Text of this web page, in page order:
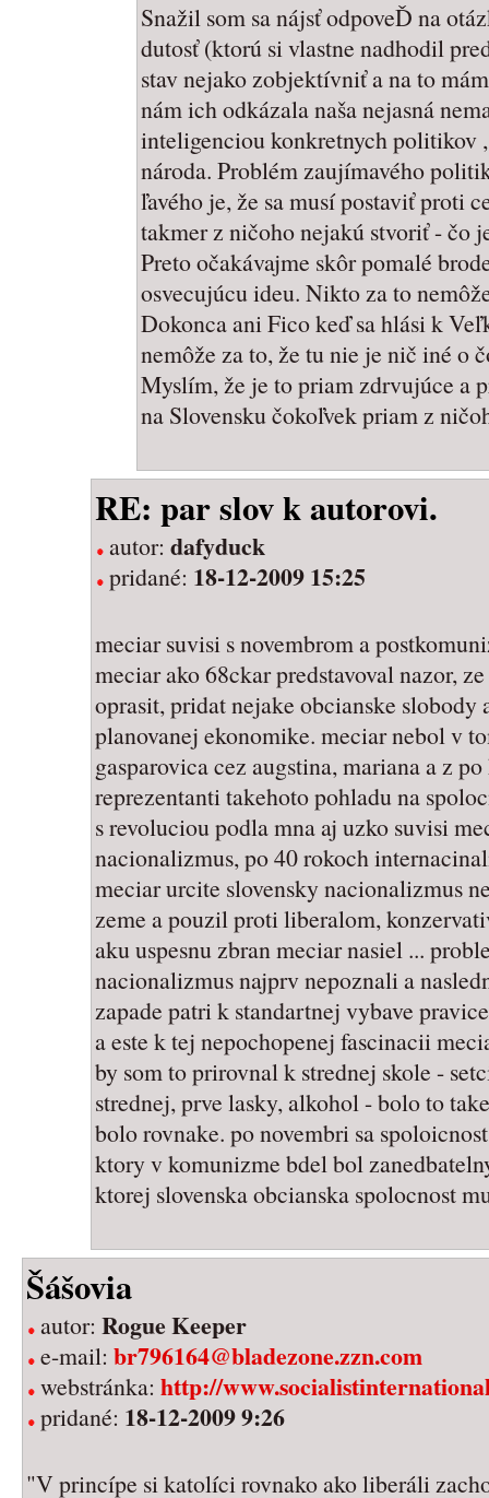
Snažil som sa nájsť odpoveĎ na
dutosť (ktorú si vlastne nadhodil
stav nejako zobjektívniť a na to
nám ich odkázala naša nejasná
inteligenciou konkretnych politikov
národa. Problém zaujímavého
ľavého je, že sa musí postaviť proti
takmer z ničoho nejakú stvoriť - čo
Preto očakávajme skôr pomalé
osvecujúcu ideu. Nikto za to
Dokonca ani Fico keď sa hlási k
nemôže za to, že tu nie je nič iné o
Myslím, že je to priam zdrvujúce a
na Slovensku čokoľvek priam z
RE: par slov k autorovi.
autor: dafyduck
pridané: 18-12-2009 15:25
meciar suvisi s novembrom a
meciar ako 68ckar predstavoval nazor,
oprasit, pridat nejake obcianske slobody
planovanej ekonomike. meciar nebol v
gasparovica cez augstina, mariana a z
reprezentanti takehoto pohladu na
s revoluciou podla mna aj uzko suvisi
nacionalizmus, po 40 rokoch
meciar urcite slovensky nacionalizmus
zeme a pouzil proti liberalom,
aku uspesnu zbran meciar nasiel ...
nacionalizmus najprv nepoznali a
zapade patri k standartnej vybave
a este k tej nepochopenej fascinacii
by som to prirovnal k strednej skole -
strednej, prve lasky, alkohol - bolo to
bolo rovnake. po novembri sa
ktory v komunizme bdel bol
ktorej slovenska obcianska spolocnost
Šášovia
autor: Rogue Keeper
e-mail: br796164@bladezone.zzn.com
webstránka: http://
pridané: 18-12-2009 9:26
"V princípe si katolíci rovnako ako liberáli